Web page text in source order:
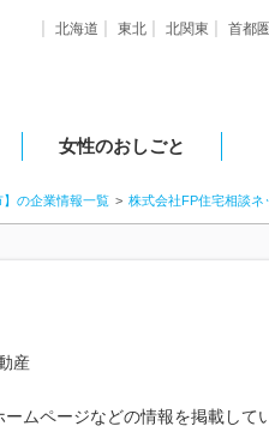
北海道 東北 北関東 首都
女性のおしごと
】の企業情報一覧 株式会社FP住宅相談
産
ムページなどの情報を掲載して